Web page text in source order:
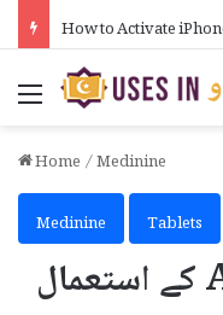
How Much Can You
Menu
Home/Medinine
Medinine
Tablets
Alphazole Tablet کے استعمال